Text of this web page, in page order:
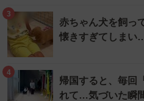
3
赤ちゃん犬を飼っ
懐きすぎてしま
4
帰国すると、毎回
れて…気づいた瞬